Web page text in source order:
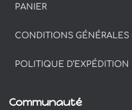
PANIER
CONDITIONS GÉNÉRALES
POLITIQUE D’EXPÉDITION
Communauté